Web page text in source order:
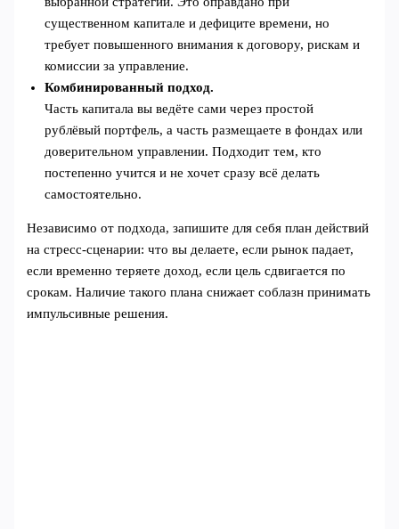
существенном капитале и дефиците времени, но
требует повышенного внимания к договору, рискам и
комиссии за управление.
Комбинированный подход.
Часть капитала вы ведёте сами через простой
рублёвый портфель, а часть размещаете в фондах или
доверительном управлении. Подходит тем, кто
постепенно учится и не хочет сразу всё делать
самостоятельно.
Независимо от подхода, запишите для себя план действий
на стресс‑сценарии: что вы делаете, если рынок падает,
если временно теряете доход, если цель сдвигается по
срокам. Наличие такого плана снижает соблазн принимать
импульсивные решения.